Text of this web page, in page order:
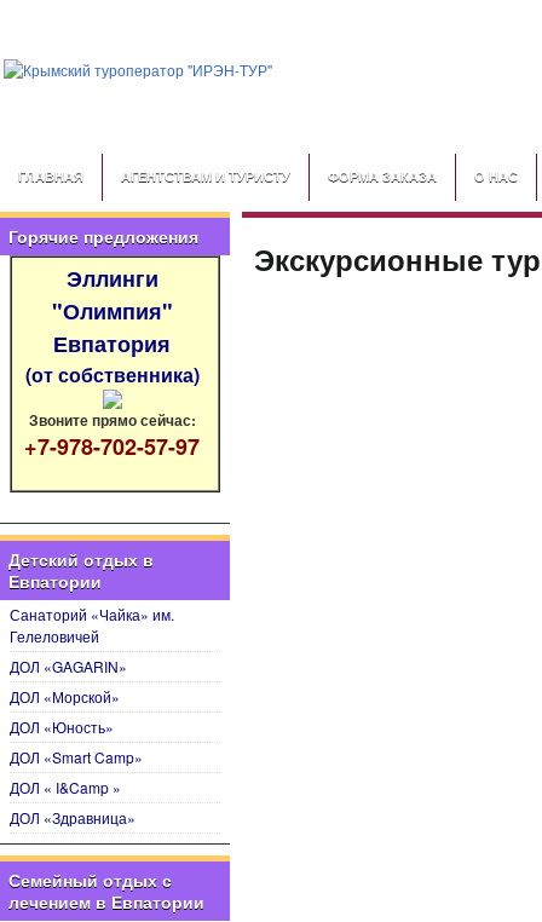
ГЛАВНАЯ АГЕНТСТВАМ И ТУРИСТУ ФОРМА ЗАКАЗА О НАС
Горячие предложения
Эллинги
"Олимпия"
Евпатория
(от собственника)
Звоните прямо сейчас:
+7-978-702-57-97
Детский отдых в
Евпатории
Санаторий «Чайка» им.
Гелеловичей
ДОЛ «GAGARIN»
ДОЛ «Морской»
ДОЛ «Юность»
ДОЛ «Smart Camp»
ДОЛ « I&Camp »
ДОЛ «Здравница»
Семейный отдых с
лечением в Евпатории
Экскурсионные